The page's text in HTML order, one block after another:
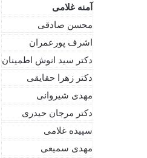
آمنه غلامی
محسن صادقی
اشرف پورعمران
دکتر سید انوش اطمینان
دکتر زهرا حقایقی
مهدی شیروانی
دکتر مرجان حیدری
سپیده غلامی
مهدی سمیعی